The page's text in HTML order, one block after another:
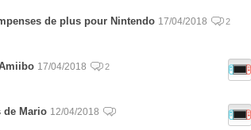
de plus pour Nintendo 17/04/2018 2
17/04/2018 2
de Mario 12/04/2018